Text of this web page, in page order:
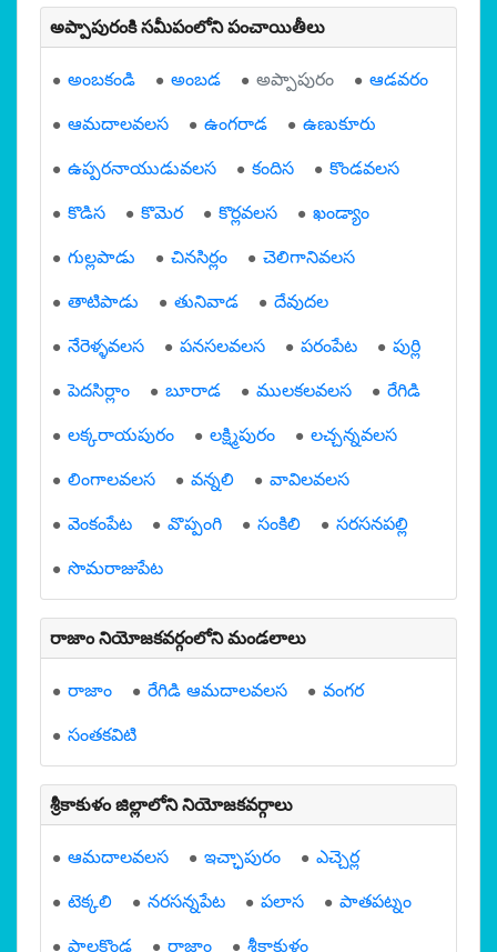
అప్పాపురంకి సమీపంలోని పంచాయితీలు
అంబకండి అంబడ అప్పాపురం
ఆడవరం
ఆమదాలవలస
ఉంగరాడ
ఉణుకూరు
ఉప్పరనాయుడువలస
కందిస
కొండవలస
కొడిస
కొమెర కొర్లవలస
ఖండ్యాం
గుల్లపాడు
చినసిర్లం
చెలిగానివలస
తాటిపాడు
తునివాడ
దేవుదల
నేరెళ్ళవలస
పనసలవలస పరంపేట
పుర్లి
పెదసిర్లాం
బూరాడ ములకలవలస
రేగిడి
లక్కరాయపురం
లక్ష్మిపురం
లచ్చన్నవలస
లింగాలవలస
వన్నలి
వావిలవలస
వెంకంపేట
వొప్పంగి సంకిలి
సరసనపల్లి
సొమరాజుపేట
రాజాం నియోజకవర్గంలోని మండలాలు
రాజాం రేగిడి ఆమదాలవలస
వంగర
సంతకవిటి
శ్రీకాకుళం జిల్లాలోని నియోజకవర్గాలు
ఆమదాలవలస ఇచ్ఛాపురం
ఎచ్చెర్ల
టెక్కలి
నరసన్నపేట పలాస
పాతపట్నం
పాలకొండ
రాజాం శ్రీకాకుళం